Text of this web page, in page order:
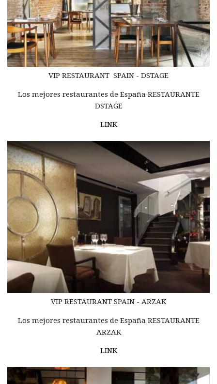
VIP RESTAURANT SPAIN - DSTAGE
Los mejores restaurantes de España RESTAURANTE
DSTAGE
LINK
VIP RESTAURANT SPAIN - ARZAK
Los mejores restaurantes de España RESTAURANTE
ARZAK
LINK